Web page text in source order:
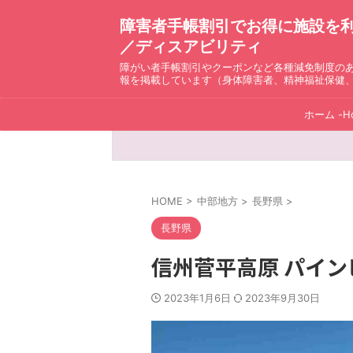
障害者手帳割引でお得に施設を
／ディスアビリティ
障がい者手帳割引やクーポンなど各種減免制度の
報を掲載しています（身体障害者、精神福祉保健
ホーム -
HOME > 中部地方 > 長野県 >
長野県
信州菅平高原 パイ
2023年1月6日 2023年9月30日